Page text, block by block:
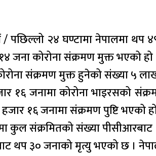
/ पछिल्लो २४ घण्टामा नेपालमा थप
जना कोरोना संक्रमण मुक्त भएको हो
संक्रमण मुक्त हुनेको संख्या ५
१६ जनामा कोरोना भाइरसको
हजार १६ जनामा संक्रमण पुष्टि भएको
कुल संक्रमितको संख्या पीसीआरबाट
थप ३० जनाको मृत्यु भएको छ ।